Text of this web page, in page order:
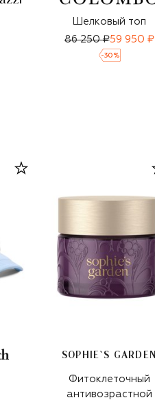
Шелковый топ
86 250 ₽59 950 ₽
-30 %
SOPHIE`S GARDEN
Фитоклеточный
антивозрастной